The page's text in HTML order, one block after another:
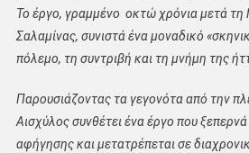
Το έργο, γραμμένο οκτώ χρόνια μετά τη
Σαλαμίνας, συνιστά ένα μοναδικό
πόλεμο, τη συντριβή και τη μνήμη της
Παρουσιάζοντας τα γεγονότα από την
Αισχύλος συνθέτει ένα έργο που
αφήγησης και μετατρέπεται σε